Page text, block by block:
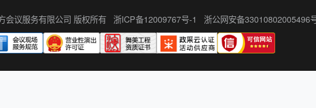
会议服务有限公司 版权所有 浙ICP备12009767号-1 浙公网安备33010802005496